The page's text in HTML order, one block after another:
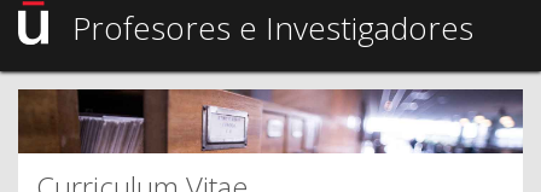
Profesores e Investigadores